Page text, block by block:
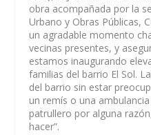
obra acompañada por la
Urbano y Obras Públicas,
un agradable momento
vecinas presentes, y
estamos inaugurando
familias del barrio El Sol.
del barrio sin estar
un remís o una
patrullero por alguna
hacer”.